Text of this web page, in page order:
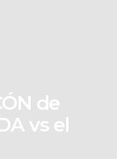
de
vs el